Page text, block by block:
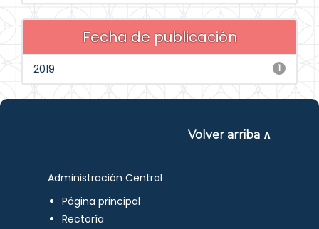
Fecha de publicación
1
2019
Volver arriba ∧
Administración Central
Página principal
Rectoría